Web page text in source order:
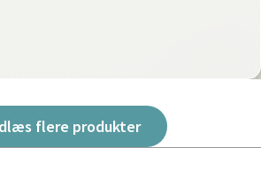
flere produkter